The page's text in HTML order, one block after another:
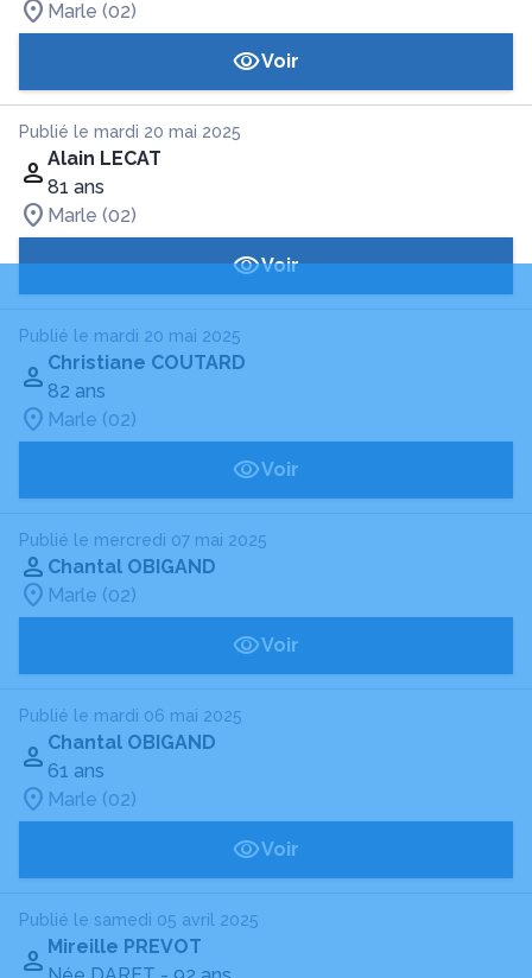
Marle (02)
Voir
Publié le mardi 20 mai 2025
Alain LECAT
81 ans
Marle (02)
Voir
Publié le mardi 20 mai 2025
Christiane COUTARD
82 ans
Marle (02)
Voir
Publié le mercredi 07 mai 2025
Chantal OBIGAND
Marle (02)
Voir
Publié le mardi 06 mai 2025
Chantal OBIGAND
61 ans
Marle (02)
Voir
Publié le samedi 05 avril 2025
Mireille PREVOT